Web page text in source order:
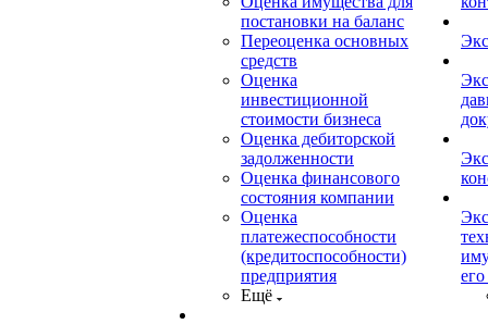
постановки на баланс
Переоценка основных
средств
Оценка
инвестиционной
стоимости бизнеса
Оценка дебиторской
задолженности
Оценка финансового
состояния компании
Оценка
платежеспособности
(кредитоспособности)
предприятия
Ещё